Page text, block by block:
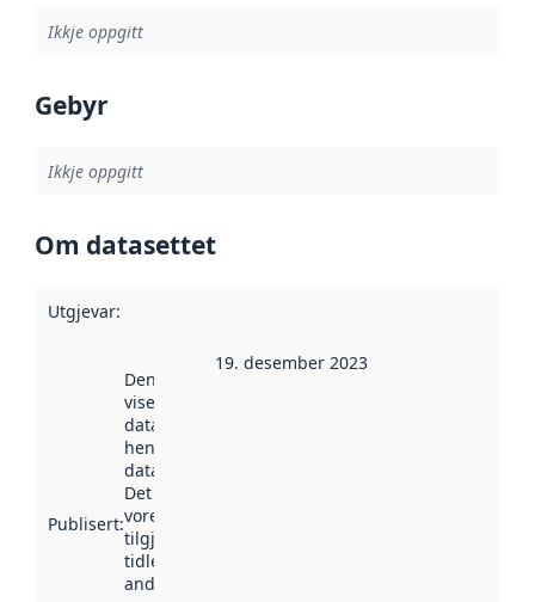
Ikkje oppgitt
Gebyr
Ikkje oppgitt
Om datasettet
Utgjevar:
Publisert:
Denne datoen
viser når
datasettet vart
henta inn av
data.norge.no.
Det kan ha
vore
tilgjengeleg
tidlegare
andre stader.
19. desember 2023